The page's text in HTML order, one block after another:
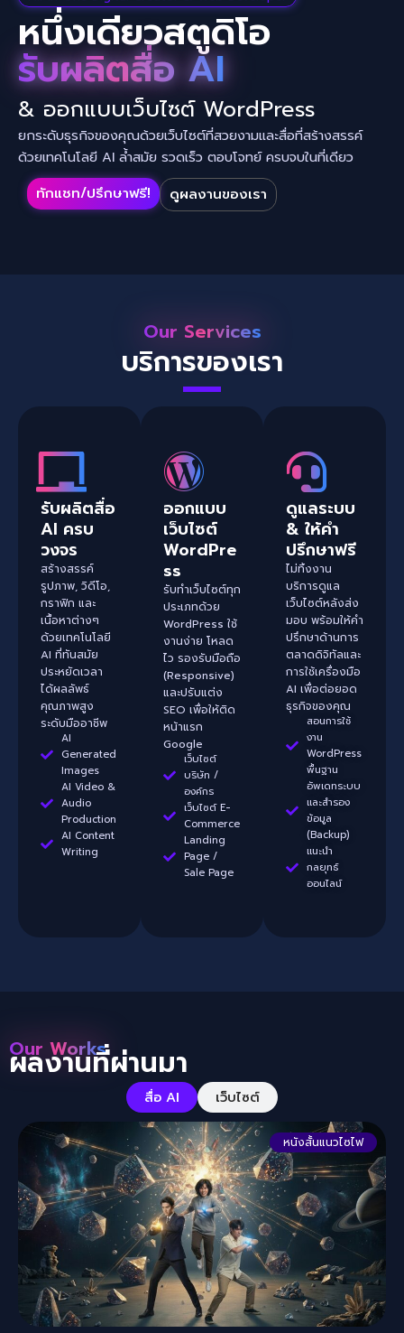
หนึ่งเดียวสตูดิโอ
รับผลิตสื่อ AI
& ออกแบบเว็บไซต์ WordPress
ยกระดับธุรกิจของคุณด้วยเว็บไซต์ที่สวยงามและสื่อที่สร้างสรรค์
ด้วยเทคโนโลยี AI ล้ำสมัย รวดเร็ว ตอบโจทย์ ครบจบในที่เดียว
ทักแชท/ปรึกษาฟรี!
ดูผลงานของเรา
Our Services
บริการของเรา
รับผลิตสื่อ
AI ครบ
วงจร
สร้างสรรค์
รูปภาพ, วิดีโอ,
กราฟิก และ
เนื้อหาต่างๆ
ด้วยเทคโนโลยี
AI ที่ทันสมัย
ประหยัดเวลา
ได้ผลลัพธ์
คุณภาพสูง
ระดับมืออาชีพ
AI
Generated
Images
AI Video &
Audio
Production
AI Content
Writing
ออกแบบ
เว็บไซต์
WordPre
ss
รับทำเว็บไซต์ทุก
ประเภทด้วย
WordPress ใช้
งานง่าย โหลด
ไว รองรับมือถือ
(Responsive)
และปรับแต่ง
SEO เพื่อให้ติด
หน้าแรก
Google
เว็บไซต์
บริษัท /
องค์กร
เว็บไซต์ E-
Commerce
Landing
Page /
Sale Page
ดูแลระบบ
& ให้คำ
ปรึกษาฟรี
ไม่ทิ้งงาน
บริการดูแล
เว็บไซต์หลังส่ง
มอบ พร้อมให้คำ
ปรึกษาด้านการ
ตลาดดิจิทัลและ
การใช้เครื่องมือ
AI เพื่อต่อยอด
ธุรกิจของคุณ
สอนการใช้
งาน
WordPress
พื้นฐาน
อัพเดทระบบ
และสำรอง
ข้อมูล
(Backup)
แนะนำ
กลยุทธ์
ออนไลน์
Our Works
ผลงานที่ผ่านมา
สื่อ AI เว็บไซต์
หนังสั้นแนวไซไฟ
P
a
g
e
P
a
g
e